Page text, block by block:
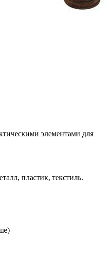
элементами для
пластик, текстиль.